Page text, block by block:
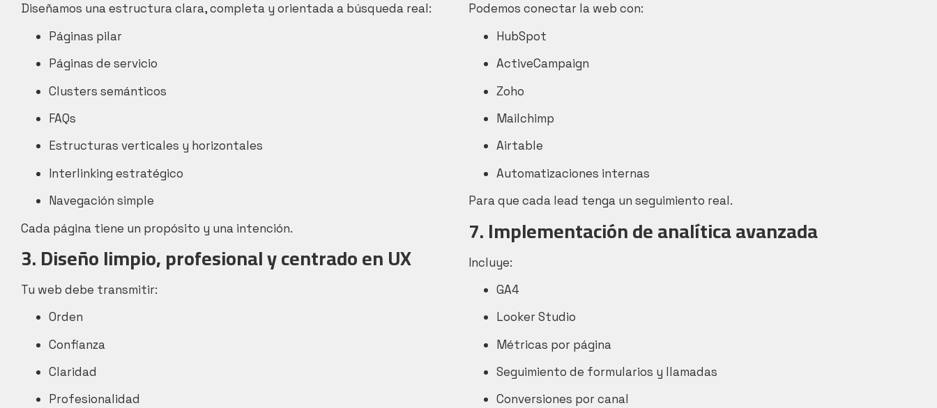
Diseñamos una estructura clara, completa y orientada a búsqueda real:
Páginas pilar
Páginas de servicio
Clusters semánticos
FAQs
Estructuras verticales y horizontales
Interlinking estratégico
Navegación simple
Cada página tiene un propósito y una intención.
3. Diseño limpio, profesional y centrado en UX
Tu web debe transmitir:
Orden
Confianza
Claridad
Profesionalidad
Podemos conectar la web con:
HubSpot
ActiveCampaign
Zoho
Mailchimp
Airtable
Automatizaciones internas
Para que cada lead tenga un seguimiento real.
7. Implementación de analítica avanzada
Incluye:
GA4
Looker Studio
Métricas por página
Seguimiento de formularios y llamadas
Conversiones por canal